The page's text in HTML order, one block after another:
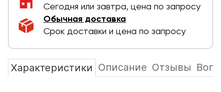
Сегодня или завтра, цена по запросу
Обычная доставка
Срок доставки и цена по запросу
Характеристики Описание Отзывы